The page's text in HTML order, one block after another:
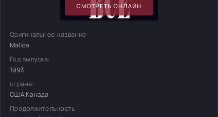
СМОТРЕТЬ ОНЛАЙН
Оригинальное название:
Malice
Год выпуска:
1993
страна:
США,Канада
Продолжительность: